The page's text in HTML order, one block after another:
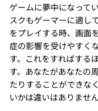
ゲームに夢中になって
スクもゲーマーに適し
をプレイする時、画面
症の影響を受けやすく
す。これをすればする
す。あなたがあなたの
たりすることができな
いかは違いはありません